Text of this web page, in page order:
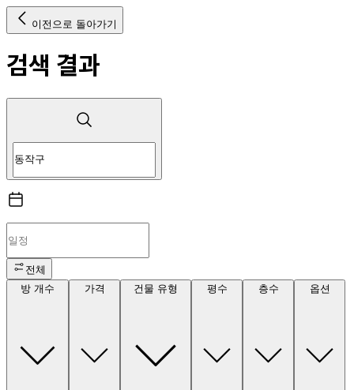
이전으로 돌아가기
검색 결과
전체
방 개수
가격 건물 유형 평수 층수 옵션